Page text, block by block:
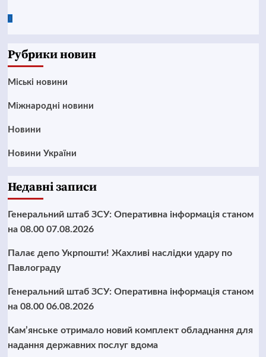
Google
Рубрики новин
Mіські новини
Міжнародні новини
Новини
Новини України
Недавні записи
Генеральний штаб ЗСУ: Оперативна інформація станом
на 08.00 07.08.2026
Палає депо Укрпошти! Жахливі наслідки удару по
Павлограду
Генеральний штаб ЗСУ: Оперативна інформація станом
на 08.00 06.08.2026
Кам’янське отримало новий комплект обладнання для
надання державних послуг вдома